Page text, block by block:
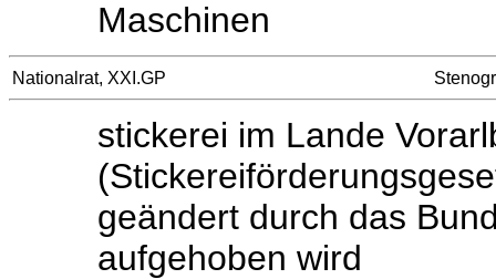
Maschinen
Nationalrat, XXI.GP
stickerei im Lande
geändert durch das
aufgehoben wird